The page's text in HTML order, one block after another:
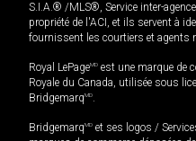
S.I.A.® /MLS®, Service inter-
propriété de l'ACI, et ils servent à
fournissent les courtiers et agents
Royal LePageMD est une marque de
Royale du Canada, utilisée sous
BridgemarqMD.
BridgemarqMD et ses logos /